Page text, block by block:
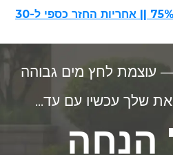
חסוך עד 75% || אחריות החזר כספי ל-30
עוצמת לחץ מים גבוהה
שלך עכשיו עם עד...